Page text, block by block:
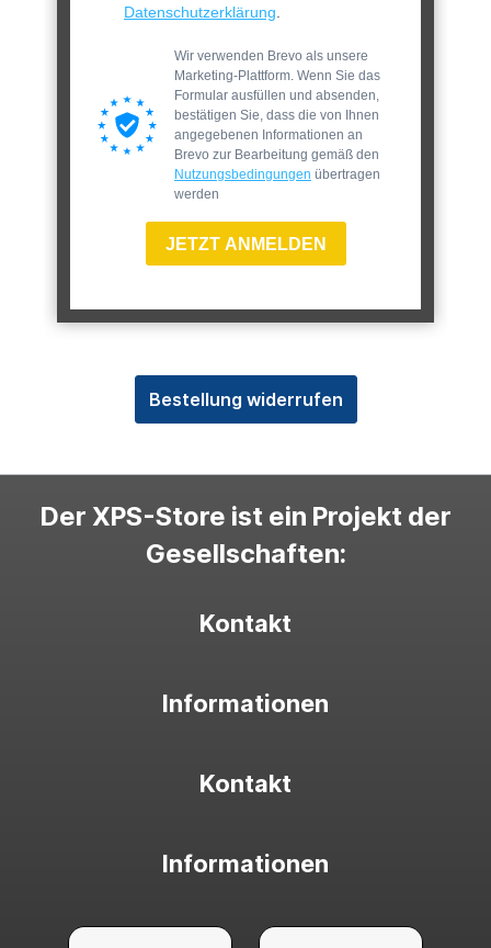
Datenschutzerklärung.
Wir verwenden Brevo als unsere
Marketing-Plattform. Wenn Sie das
Formular ausfüllen und absenden,
bestätigen Sie, dass die von Ihnen
angegebenen Informationen an
Brevo zur Bearbeitung gemäß den
Nutzungsbedingungen übertragen
werden
JETZT ANMELDEN
Bestellung widerrufen
Der XPS-Store ist ein Projekt der
Gesellschaften:
Kontakt
Informationen
Kontakt
Informationen